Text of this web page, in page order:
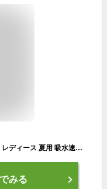
[MKY factory] ひんやり 接触冷感 レギンス レディース 夏用 吸水速乾 サラサラ ロングパンツ パンツ 快適 インナーレギンス (L-LL)
みる